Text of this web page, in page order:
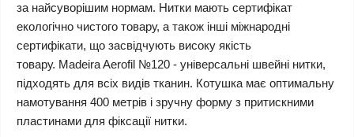
за найсуворішим нормам. Нитки мають сертифікат
екологічно чистого товару, а також інші міжнародні
сертифікати, що засвідчують високу якість
товару. Madeira Aerofil №120 - універсальні швейні нитки,
підходять для всіх видів тканин. Котушка має оптимальну
намотування 400 метрів і зручну форму з притискними
пластинами для фіксації нитки.